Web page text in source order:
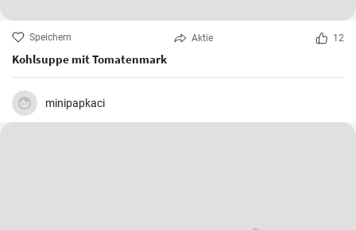
Speichern Aktie 12
Kohlsuppe mit Tomatenmark
minipapkaci